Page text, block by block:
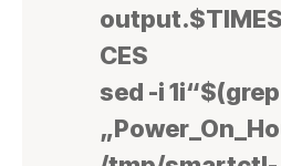
CES
sed -i 1i“$(grep